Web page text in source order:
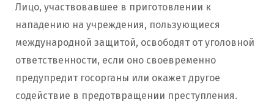
Лицо, участвовавшее в приготовлении к
нападению на учреждения, пользующиеся
международной защитой, освободят от уголовной
ответственности, если оно своевременно
предупредит госорганы или окажет другое
содействие в предотвращении преступления.